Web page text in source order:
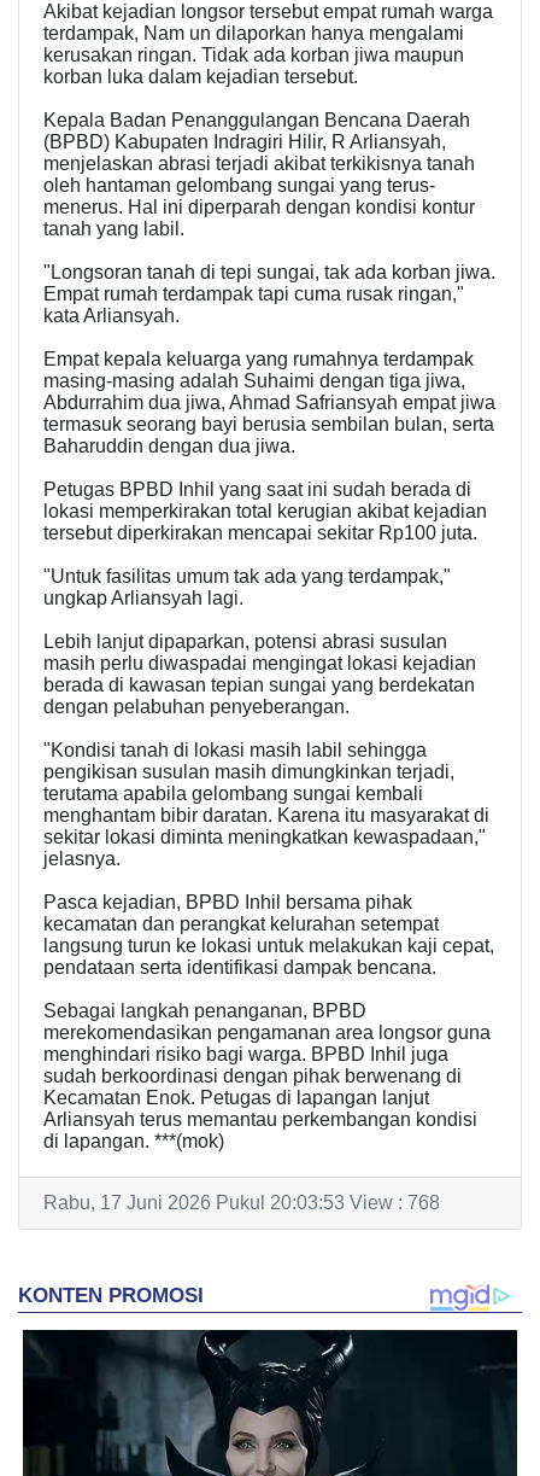
Akibat kejadian longsor tersebut empat rumah warga
terdampak, Nam un dilaporkan hanya mengalami
kerusakan ringan. Tidak ada korban jiwa maupun
korban luka dalam kejadian tersebut.
Kepala Badan Penanggulangan Bencana Daerah
(BPBD) Kabupaten Indragiri Hilir, R Arliansyah,
menjelaskan abrasi terjadi akibat terkikisnya tanah
oleh hantaman gelombang sungai yang terus-
menerus. Hal ini diperparah dengan kondisi kontur
tanah yang labil.
"Longsoran tanah di tepi sungai, tak ada korban jiwa.
Empat rumah terdampak tapi cuma rusak ringan,"
kata Arliansyah.
Empat kepala keluarga yang rumahnya terdampak
masing-masing adalah Suhaimi dengan tiga jiwa,
Abdurrahim dua jiwa, Ahmad Safriansyah empat jiwa
termasuk seorang bayi berusia sembilan bulan, serta
Baharuddin dengan dua jiwa.
Petugas BPBD Inhil yang saat ini sudah berada di
lokasi memperkirakan total kerugian akibat kejadian
tersebut diperkirakan mencapai sekitar Rp100 juta.
"Untuk fasilitas umum tak ada yang terdampak,"
ungkap Arliansyah lagi.
Lebih lanjut dipaparkan, potensi abrasi susulan
masih perlu diwaspadai mengingat lokasi kejadian
berada di kawasan tepian sungai yang berdekatan
dengan pelabuhan penyeberangan.
"Kondisi tanah di lokasi masih labil sehingga
pengikisan susulan masih dimungkinkan terjadi,
terutama apabila gelombang sungai kembali
menghantam bibir daratan. Karena itu masyarakat di
sekitar lokasi diminta meningkatkan kewaspadaan,"
jelasnya.
Pasca kejadian, BPBD Inhil bersama pihak
kecamatan dan perangkat kelurahan setempat
langsung turun ke lokasi untuk melakukan kaji cepat,
pendataan serta identifikasi dampak bencana.
Sebagai langkah penanganan, BPBD
merekomendasikan pengamanan area longsor guna
menghindari risiko bagi warga. BPBD Inhil juga
sudah berkoordinasi dengan pihak berwenang di
Kecamatan Enok. Petugas di lapangan lanjut
Arliansyah terus memantau perkembangan kondisi
di lapangan. ***(mok)
Rabu, 17 Juni 2026 Pukul 20:03:53 View : 768